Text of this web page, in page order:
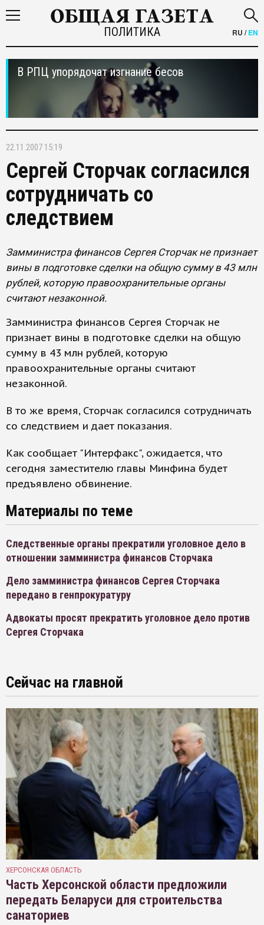
ПОЛИТИКА RU /EN
В РПЦ упорядочат изгнание бесов
22.11.2007 15:19
Сергей Сторчак согласился
сотрудничать со
следствием
Замминистра финансов Сергея Сторчак не признает
вины в подготовке сделки на общую сумму в 43 млн
рублей, которую правоохранительные органы
считают незаконной.
Замминистра финансов Сергея Сторчак не
признает вины в подготовке сделки на общую
сумму в 43 млн рублей, которую
правоохранительные органы считают
незаконной.
В то же время, Сторчак согласился сотрудничать
со следствием и дает показания.
Как сообщает "Интерфакс", ожидается, что
сегодня заместителю главы Минфина будет
предъявлено обвинение.
Материалы по теме
Следственные органы прекратили уголовное дело в
отношении замминистра финансов Сторчака
Дело замминистра финансов Сергея Сторчака
передано в генпрокуратуру
Адвокаты просят прекратить уголовное дело против
Сергея Сторчака
Сейчас на главной
ХЕРСОНСКАЯ ОБЛАСТЬ
Часть Херсонской области предложили
передать Беларуси для строительства
санаториев